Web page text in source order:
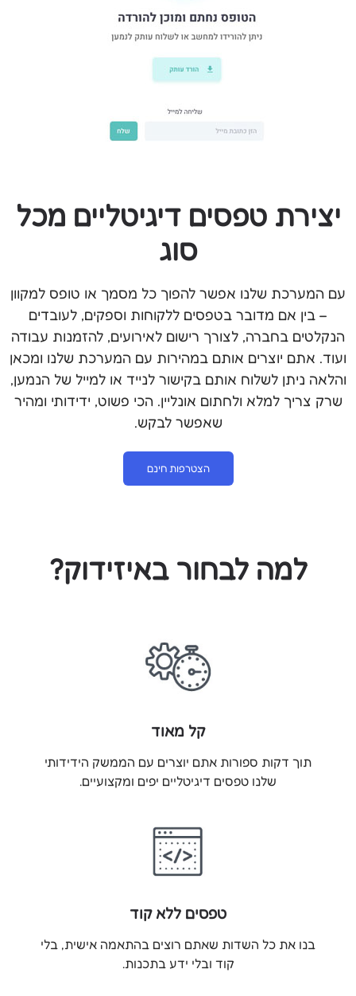
יצירת טפסים דיגיטליים מכל
סוג
עם המערכת שלנו אפשר להפוך כל מסמך או טופס למקוון
– בין אם מדובר בטפסים ללקוחות וספקים, לעובדים
הנקלטים בחברה, לצורך רישום לאירועים, להזמנות עבודה
ועוד. אתם יוצרים אותם במהירות עם המערכת שלנו ומכאן
והלאה ניתן לשלוח אותם בקישור לנייד או למייל של הנמען,
שרק צריך למלא ולחתום אונליין. הכי פשוט, ידידותי ומהיר
שאפשר לבקש.
הצטרפות חינם
למה לבחור באיזידוק?
קל מאוד
תוך דקות ספורות אתם יוצרים עם הממשק הידידותי
שלנו טפסים דיגיטליים יפים ומקצועיים.
טפסים ללא קוד
בנו את כל השדות שאתם רוצים בהתאמה אישית, בלי
קוד ובלי ידע בתכנות.